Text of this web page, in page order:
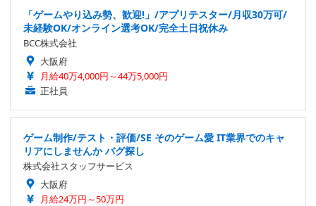
「ゲームやり込み勢、歓迎!」/アプリテスター/月収30万可/
未経験OK/オンライン選考OK/完全土日祝休み
BCC株式会社
大阪府
月給40万4,000円～44万5,000円
正社員
ゲーム制作/テスト・評価/SE そのゲーム愛 IT業界でのキャ
リアにしませんか バグ探し
株式会社スタッフサービス
大阪府
月給24万円～50万円